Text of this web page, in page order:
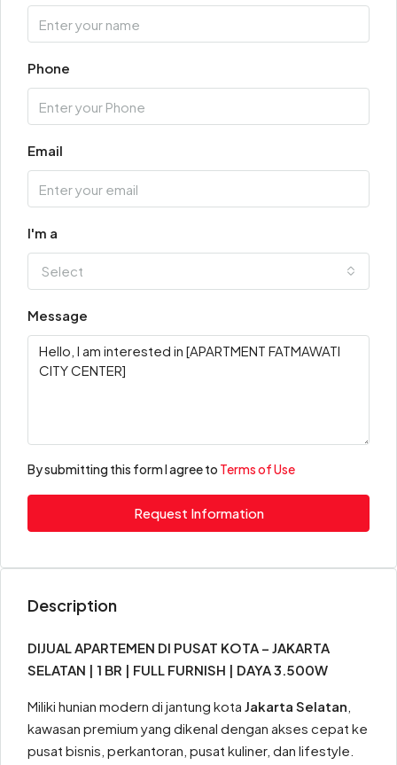
Phone
Email
I'm a
Select
Message
By submitting this form I agree to Terms of Use
Request Information
Description
DIJUAL APARTEMEN DI PUSAT KOTA – JAKARTA
SELATAN | 1 BR | FULL FURNISH | DAYA 3.500W
Miliki hunian modern di jantung kota Jakarta Selatan
kawasan premium yang dikenal dengan akses cepat ke
pusat bisnis, perkantoran, pusat kuliner, dan lifestyle.